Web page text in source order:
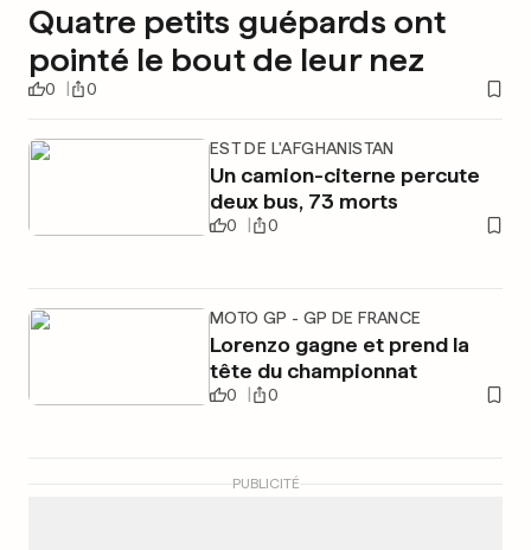
Quatre petits guépards ont
pointé le bout de leur nez
0 0
EST DE L'AFGHANISTAN
Un camion-citerne percute
deux bus, 73 morts
0 0
MOTO GP - GP DE FRANCE
Lorenzo gagne et prend la
tête du championnat
0 0
PUBLICITÉ